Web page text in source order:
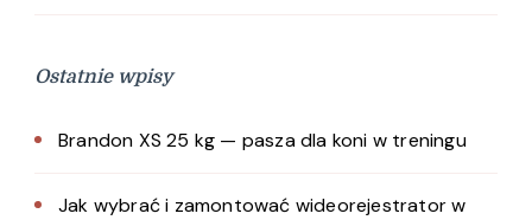
Ostatnie wpisy
Brandon XS 25 kg — pasza dla koni w treningu
Jak wybrać i zamontować wideorejestrator w